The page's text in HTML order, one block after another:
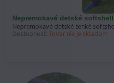
Nepremokavé detské
Nepremokavé detské tenké
Dostupnosť: Tovar nie je skladom